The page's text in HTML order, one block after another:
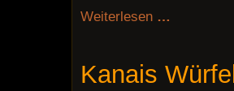
Weiterlesen …
Kanais Würfel